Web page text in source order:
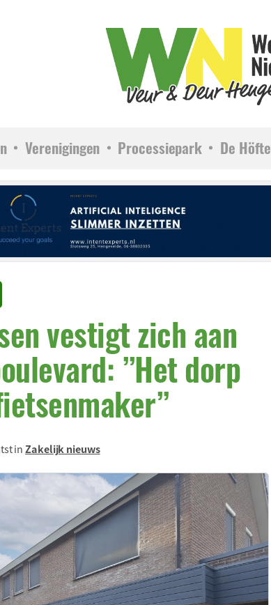
Verenigingen Processiepark De Höfte
vestigt zich aan
”Het dorp
inZakelijk nieuws